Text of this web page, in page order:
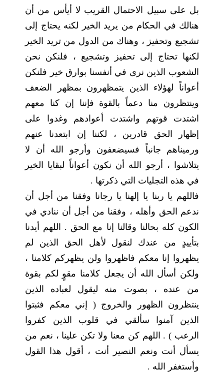
بل على سبيل الاحتمال القريب لا أيأس من أن
هنالك في الحكام من يريد الخير لكنه يحتاج إلى
تشجيع وتحفيز ، وهناك من الدول من تريد الخير
لكنها تحتاج إلى تحفيز وتشجيع ، فلنكن نحن
الشعوب الذين نرى في أنفسنا بوارق خير فلنكن
أعواناً لهؤلاء الذين يتمظهرون بمظهر الضعف
وينتظرون منا دعماً بالقوة فإننا إن كنا معهم
اشتدت قوتهم واشتدت أعوادهم وغدوا على
إظهار الحق قادرين ، لكننا إن ابتعدنا عنهم
ورميناهم جانباً فسيضعفون وأرجو الله أن لا
يتلاشوا ، أرجو الله أن نكون أعواناً لبقايا الخير
في هذه التجليات التي ذكرتها .
فاللهم يا ربنا يا إلهنا يا رجانا وفقنا من أجل أن
ندعم الحق وأهله ، وفقنا من أجل أن ننادي في
الكون كله بحالنا وقالنا إنا مع الحق . اللهم أيدنا
بتأييدٍ من عندك لنقول لأهل الحق الذين لم
يظهروا إنا معكم فاظهروا ولن يظهركم كلامنا ،
ولكن أسأل الله أن يجعل كلامنا مقوٍ لكم بقوة
من عنده ، بصوت منه ليقول لعباده الذين
ينتظرون الظهور والخروج ( إني معكم فثبتوا
الذين آمنوا سألقي في قلوب الذين كفروا
الرعب ) . اللهم كن معنا ولا تكن علينا ، نعم من
يسأل أنت ونعم النصير أنت ، أقول هذا القول
وأستغفر الله .